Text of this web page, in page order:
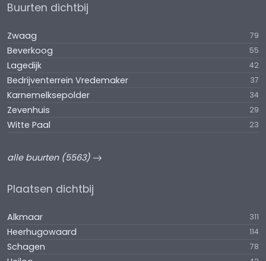
Buurten dichtbij
Zwaag 79
Beverkoog 55
Lagedijk 42
Bedrijventerrein Vredemaker 37
Karnemelksepolder 34
Zevenhuis 29
Witte Paal 23
alle buurten (5563)
Plaatsen dichtbij
Alkmaar 311
Heerhugowaard 114
Schagen 78